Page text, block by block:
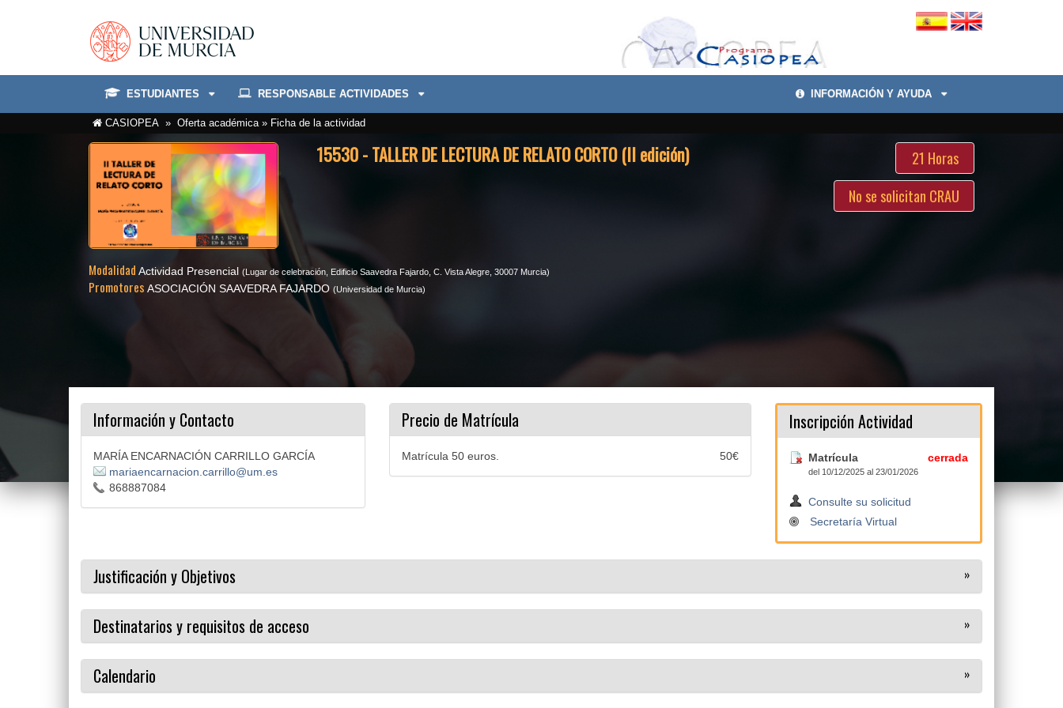
ESTUDIANTES RESPONSABLE ACTIVIDADES INFORMACIÓN Y AYUDA
CASIOPEA » Oferta académica » Ficha de la actividad
15530 - TALLER DE LECTURA DE RELATO CORTO (II edición)
21 Horas
No se solicitan CRAU
Modalidad Actividad Presencial (Lugar de celebración, Edificio Saavedra Fajardo, C. Vista Alegre, 30007 Murcia)
Promotores ASOCIACIÓN SAAVEDRA FAJARDO (Universidad de Murcia)
Información y Contacto
MARÍA ENCARNACIÓN CARRILLO GARCÍA
mariaencarnacion.carrillo@um.es
868887084
Precio de Matrícula
Matrícula 50 euros. 50€
Inscripción Actividad
Matrícula cerrada
del 10/12/2025 al 23/01/2026
Consulte su solicitud
Secretaría Virtual
Justificación y Objetivos »
Destinatarios y requisitos de acceso »
Calendario »